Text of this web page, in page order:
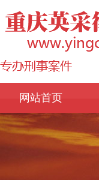
网站首页